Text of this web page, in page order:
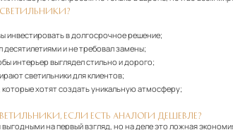
инвестировать в долгосрочное решение;
десятилетиями и не требовал замены;
интерьер выглядел стильно и дорого;
светильники для клиентов;
хотят создать уникальную атмосферу;
ЕСЛИ ЕСТЬ АНАЛОГИ ДЕШЕВЛЕ?
на первый взгляд, но на деле это ложная